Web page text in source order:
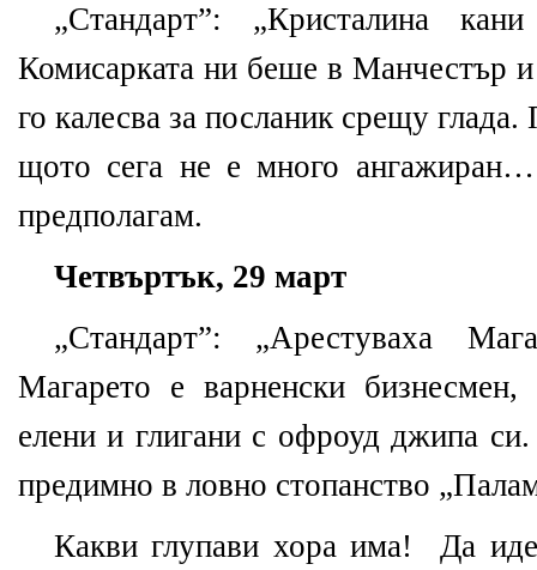
„Стандарт”: „Кристалина
Комисарката ни беше в Манчестър
го калесва за посланик срещу
щото сега не е много
предполагам.
Четвъртък, 29 март
„Стандарт”: „Арестуваха
Магарето е варненски
елени и глигани с офроуд джипа
предимно в ловно стопанство
Какви глупави хора има! Да